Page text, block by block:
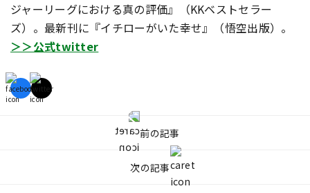
ジャーリーグにおける真の評価』（KKベストセラー
ズ）。最新刊に『イチローがいた幸せ』（悟空出版）。
＞＞公式twitter
前の記事
次の記事